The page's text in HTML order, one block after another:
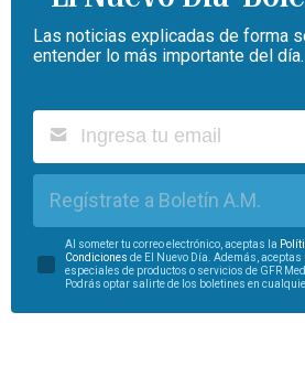
Las noticias explicadas de forma
entender lo más importante del día.
Regístrate a Boletín A.M.
Al someter tu correo electrónico, aceptas la
Condiciones de El Nuevo Día. Además,
especiales de productos o servicios de GFR
Podrás optar salirte de los boletines en